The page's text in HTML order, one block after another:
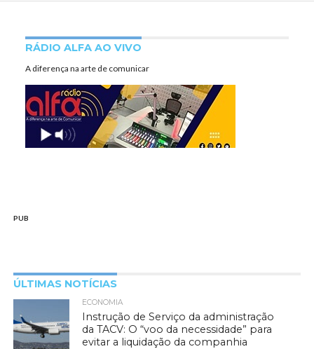
RÁDIO ALFA AO VIVO
A diferença na arte de comunicar
PUB
ÚLTIMAS NOTÍCIAS
ECONOMIA
Instrução de Serviço da administração
da TACV: O “voo da necessidade” para
evitar a liquidação da companhia